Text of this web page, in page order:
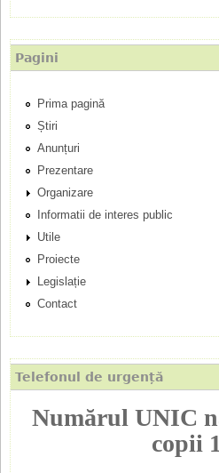
p
r
i
n
c
i
p
a
l
Pagini
Prima pagină
Știri
Anunțuri
Prezentare
Organizare
Informatii de interes public
Utile
Proiecte
Legislație
Contact
Telefonul de urgență
Numărul UNIC
copii